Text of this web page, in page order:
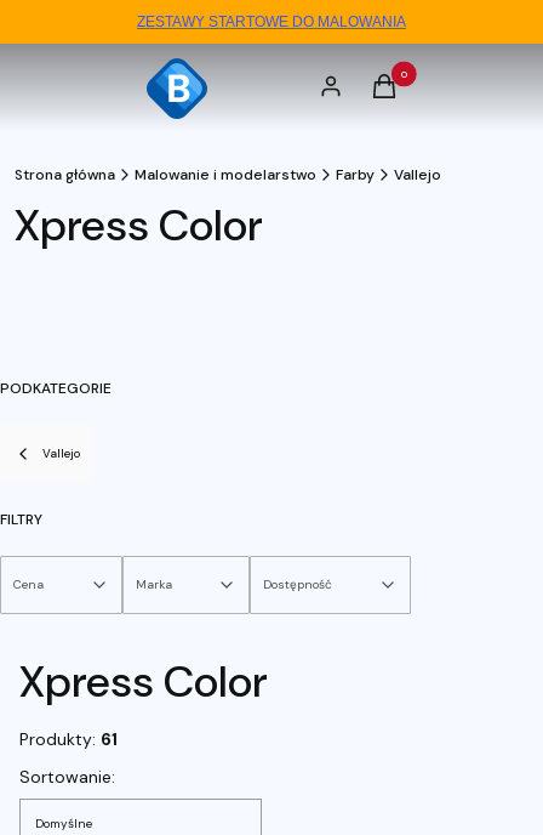
ZESTAWY STARTOWE DO MALOWANIA
Zaloguj sięProdukty w koszyku: 0.
Koszyk
Strona główna Malowanie i modelarstwo Farby Vallejo
Xpress Color
PODKATEGORIE
Vallejo
FILTRY
Cena Marka Dostępność
Xpress Color
Produkty: 61
Lista produktów
Sortowanie:
Domyślne